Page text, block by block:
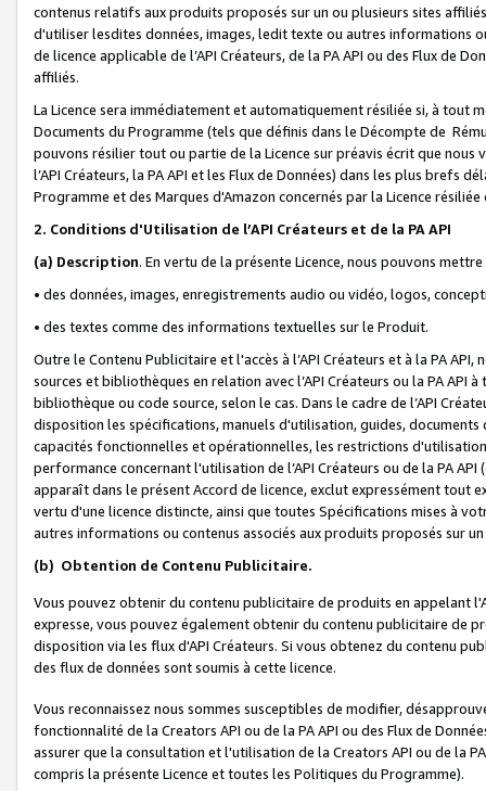
contenus relatifs aux produits proposés sur un ou plusieurs sites
d'utiliser lesdites données, images, ledit texte ou autres informations
de licence applicable de l’API Créateurs, de la PA API ou des Flux de
affiliés.
La Licence sera immédiatement et automatiquement résiliée si, à
Documents du Programme (tels que définis dans le Décompte de
pouvons résilier tout ou partie de la Licence sur préavis écrit que
l’API Créateurs, la PA API et les Flux de Données) dans les plus
Programme et des Marques d'Amazon concernés par la Licence
2. Conditions d'Utilisation de l’API Créateurs et de la PA API
(a) Description. En vertu de la présente Licence, nous pouvons
• des données, images, enregistrements audio ou vidéo, logos,
• des textes comme des informations textuelles sur le Produit.
Outre le Contenu Publicitaire et l'accès à l’API Créateurs et à la PA
sources et bibliothèques en relation avec l’API Créateurs ou la PA
bibliothèque ou code source, selon le cas. Dans le cadre de l’API
disposition les spécifications, manuels d'utilisation, guides,
capacités fonctionnelles et opérationnelles, les restrictions
performance concernant l'utilisation de l’API Créateurs ou de la PA
apparaît dans le présent Accord de licence, exclut expressément tout
vertu d'une licence distincte, ainsi que toutes Spécifications mises à
autres informations ou contenus associés aux produits proposés sur
(b) Obtention de Contenu Publicitaire.
Vous pouvez obtenir du contenu publicitaire de produits en appelant
expresse, vous pouvez également obtenir du contenu publicitaire de
disposition via les flux d'API Créateurs. Si vous obtenez du contenu
des flux de données sont soumis à cette licence.
Vous reconnaissez nous sommes susceptibles de modifier,
fonctionnalité de la Creators API ou de la PA API ou des Flux de
assurer que la consultation et l'utilisation de la Creators API ou de la
compris la présente Licence et toutes les Politiques du Programme).